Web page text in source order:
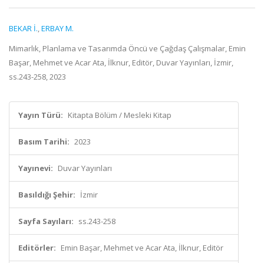
BEKAR İ.,ERBAY M.
Mimarlık, Planlama ve Tasarımda Öncü ve Çağdaş Çalışmalar, Emin
Başar, Mehmet ve Acar Ata, İlknur, Editör, Duvar Yayınları, İzmir,
ss.243-258, 2023
Yayın Türü: Kitapta Bölüm / Mesleki Kitap
Basım Tarihi: 2023
Yayınevi: Duvar Yayınları
Basıldığı Şehir: İzmir
Sayfa Sayıları: ss.243-258
Editörler: Emin Başar, Mehmet ve Acar Ata, İlknur, Editör